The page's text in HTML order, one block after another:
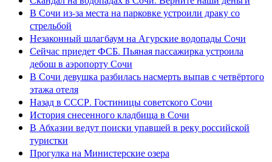
В Сочи из-за места на парковке устроили драку со
стрельбой
Незаконный шлагбаум на Агурские водопады Сочи
Сейчас приедет ФСБ. Пьяная пассажирка устроила
дебош в аэропорту Сочи
В Сочи девушка разбилась насмерть выпав с четвёртого
этажа отеля
Назад в СССР. Гостиницы советского Сочи
История снесенного кладбища в Сочи
В Абхазии ведут поиски упавшей в реку российской
туристки
Прогулка на Министерские озера